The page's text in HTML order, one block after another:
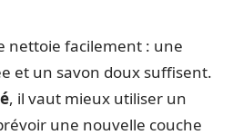
nettoie facilement : une
et un savon doux suffisent.
, il vaut mieux utiliser un
une nouvelle couche